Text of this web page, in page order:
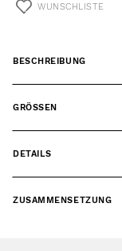
WUNSCHLISTE
BESCHREIBUNG
GRÖSSEN
DETAILS
ZUSAMMENSETZUNG